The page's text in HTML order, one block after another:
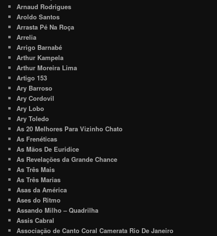
Arnaud Rodrigues
Aroldo Santos
Arrasta Pé Na Roça
Arrelia
Arrigo Barnabé
Arthur Kampela
Arthur Moreira Lima
Artigo 153
Ary Barroso
Ary Cordovil
Ary Lobo
Ary Toledo
As 20 Melhores Para Vizinho Chato
As Frenéticas
As Mãos De Euridice
As Revelações da Grande Chance
As Três Mais
As Três Marias
Asas da América
Ases do Ritmo
Assando Milho – Quadrilha
Assis Cabral
Associação de Canto Coral Camerata Rio De Janeiro